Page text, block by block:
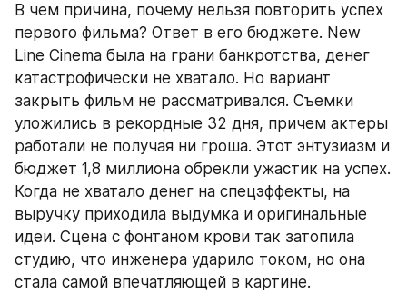
В чем причина, почему нельзя повторить успех
первого фильма? Ответ в его бюджете. New
Line Cinema была на грани банкротства, денег
катастрофически не хватало. Но вариант
закрыть фильм не рассматривался. Съемки
уложились в рекордные 32 дня, причем актеры
работали не получая ни гроша. Этот энтузиазм и
бюджет 1,8 миллиона обрекли ужастик на успех.
Когда не хватало денег на спецэффекты, на
выручку приходила выдумка и оригинальные
идеи. Сцена с фонтаном крови так затопила
студию, что инженера ударило током, но она
стала самой впечатляющей в картине.